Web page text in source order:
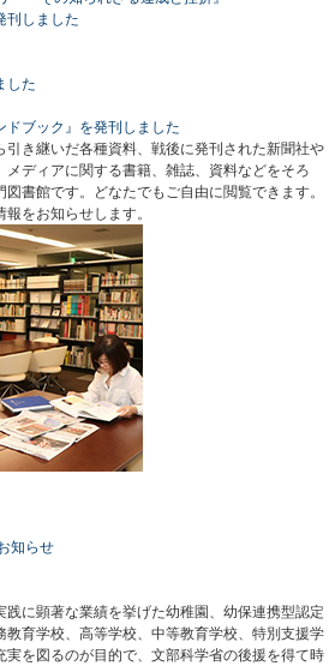
刊しました
した
ドブック』を発刊しました
引き継いだ各種資料、戦後に発刊された新聞社や
ディアに関する書籍、雑誌、資料などをそろ
書館です。どなたでもご自由に閲覧できます。
をお知らせします。
知らせ
に顕著な業績を挙げた幼稚園、幼保連携型認定
教育学校、高等学校、中等教育学校、特別支援学
を図るのが目的で、文部科学省の後援を得て時